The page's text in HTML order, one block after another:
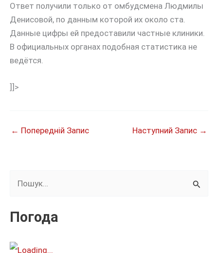
Ответ получили только от омбудсмена Людмилы
Денисовой, по данным которой их около ста.
Данные цифры ей предоставили частные клиники.
В официальных органах подобная статистика не
ведётся.
]]>
← Попередній Запис Наступний Запис →
к
т
Погода